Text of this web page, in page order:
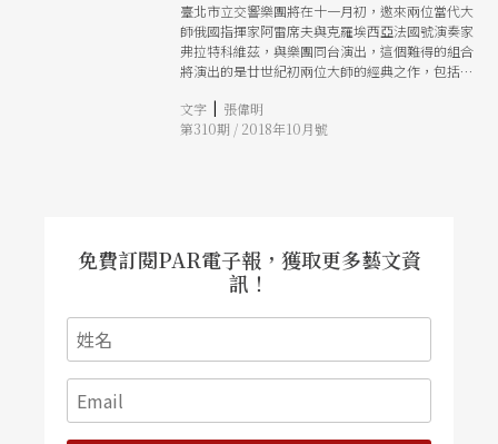
臺北市立交響樂團將在十一月初，邀來兩位當代大
師俄國指揮家阿雷席夫與克羅埃西亞法國號演奏家
弗拉特科維茲，與樂團同台演出，這個難得的組合
將演出的是廿世紀初兩位大師的經典之作，包括理
基讓大家如雷貫耳的前衛之作《春之祭》，當代大
師與劃時代的大師巨作，這場交鋒，可說讓樂迷萬
文字 | 張偉明
第310期 / 2018年10月號
免費訂閱PAR電子報，獲取更多藝文資
訊！